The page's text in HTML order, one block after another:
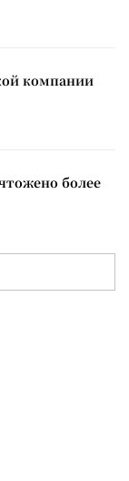
компании
более